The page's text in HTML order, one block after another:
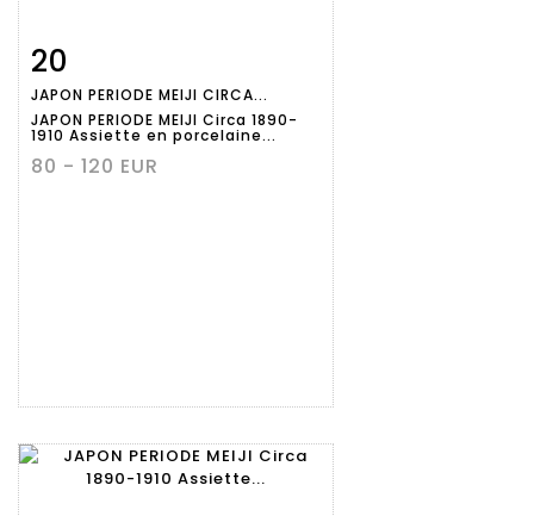
détaillée
20
JAPON PERIODE MEIJI CIRCA...
JAPON PERIODE MEIJI Circa 1890-
1910 Assiette en porcelaine...
80 - 120 EUR